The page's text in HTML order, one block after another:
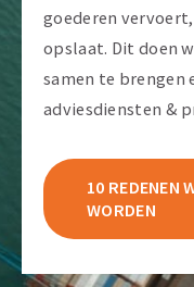
goederen
opslaat. Dit doen
samen te brengen
adviesdiensten &
10 REDENEN
WORDEN